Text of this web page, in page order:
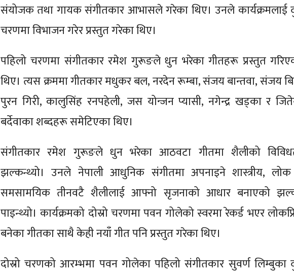
संयोजक तथा गायक संगीतकार आभासले गरेका थिए। उनले कार्यक्रमलाई
चरणमा विभाजन गरेर प्रस्तुत गरेका थिए।
पहिलो चरणमा संगीतकार रमेश गुरूङले धुन भरेका गीतहरू प्रस्तुत
थिए। त्यस क्रममा गीतकार मधुकर बल, नरदेन रूम्बा, संजय बान्तवा, संजय
पुरन गिरी, कालुसिंह रनपहेली, जस योन्जन प्यासी, नगेन्द्र खड्का र
बर्देवाका शब्दहरू समेटिएका थिए।
संगीतकार रमेश गुरूङले धुन भरेका आठवटा गीतमा शैलीको
झल्कन्थ्यो। उनले नेपाली आधुनिक संगीतमा अपनाइने शास्त्रीय,
समसामयिक तीनवटै शैलीलाई आफ्नो सृजनाको आधार बनाएको
पाइन्थ्यो। कार्यक्रमको दोस्रो चरणमा पवन गोलेको स्वरमा रेकर्ड भएर
बनेका गीतका साथै केही नयाँ गीत पनि प्रस्तुत गरेका थिए।
दोस्रो चरणको आरम्भमा पवन गोलेका पहिलो संगीतकार सुवर्ण लिम्बुका